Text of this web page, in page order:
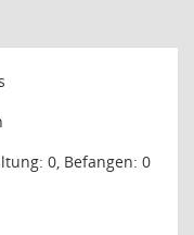
0, Befangen: 0